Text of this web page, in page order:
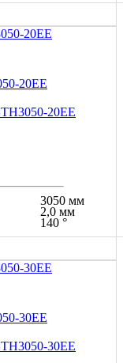
20ЕЕ
3050 мм
2,0 мм
140 °
30ЕЕ